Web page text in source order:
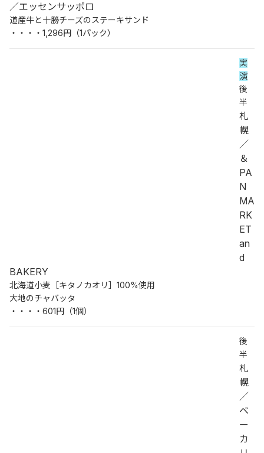
／エッセンサッポロ
道産牛と十勝チーズのステーキサンド
・・・・1,296円（1パック）
実
演
後
半
札
幌
／
＆
PA
N
MA
RK
ET
an
d
BAKERY
北海道小麦［キタノカオリ］100%使用
大地のチャバッタ
・・・・601円（1個）
後
半
札
幌
／
ベ
ー
カ